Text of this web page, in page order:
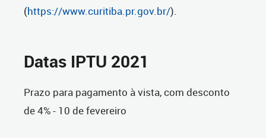
(https://www.curitiba.pr.gov.br/).
Datas IPTU 2021
Prazo para pagamento à vista, com desconto
de 4% - 10 de fevereiro